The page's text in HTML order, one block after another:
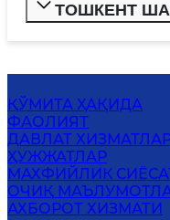
ТОШКЕНТ
ҚЎМИТА ҲАҚИДА
ФАОЛИЯТ
ДАВЛАТ
ҲУЖЖАТЛАР
МАХФИЙЛИК
ОЧИҚ
АХБОРОТ ХИЗМАТИ